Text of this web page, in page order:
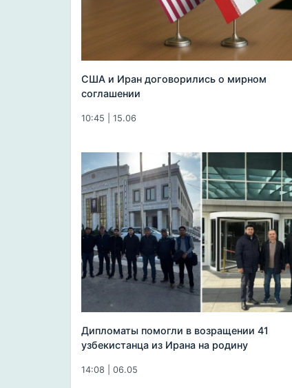
США и Иран договорились о мирном
соглашении
10:45 | 15.06
Дипломаты помогли в возращении 41
узбекистанца из Ирана на родину
14:08 | 06.05